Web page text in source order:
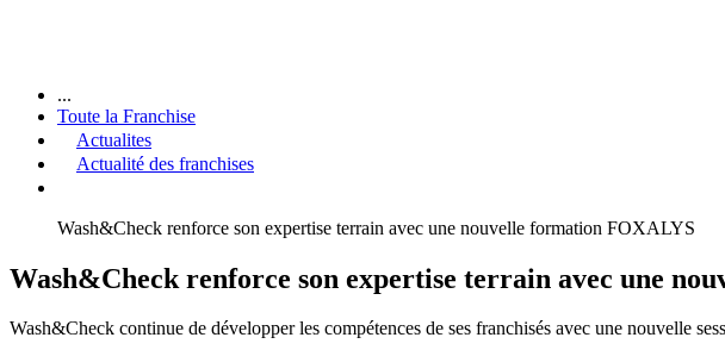
...
Toute la Franchise
Actualites
Actualité des franchises
Wash&Check renforce son expertise terrain avec une nouvelle formation FOXALYS
Wash&Check renforce son expertise terrain avec une
Wash&Check continue de développer les compétences de ses franchisés avec une nouvelle